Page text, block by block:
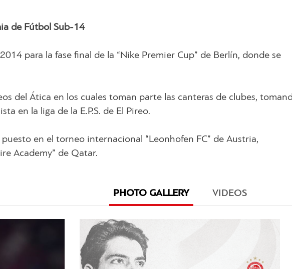
de Fútbol Sub-14
para la fase final de la “Nike Premier Cup” de Berlín, donde se
del Ática en los cuales toman parte las canteras de clubes,
en la liga de la E.P.S. de El Pireo.
en el torneo internacional “Leonhofen FC” de Austria,
Academy” de Qatar.
PHOTO GALLERY VIDEOS